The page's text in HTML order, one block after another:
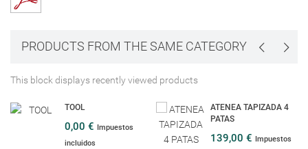
PRODUCTS FROM THE SAME CATEGORY
This block displays recently viewed products
TOOL
0,00 € Impuestos
incluidos
ATENEA TAPIZADA 4
PATAS
139,00 € Impuestos